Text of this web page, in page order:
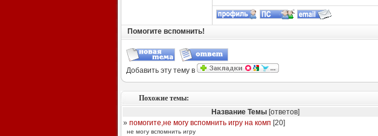
Помогите вспомнить!
Добавить эту тему в
Похожие темы:
Название Темы [ответов]
» помогите,не могу вспомнить игру на комп [20]
не могу вспомнить игру